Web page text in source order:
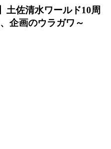
土佐清水ワールド10周
企画のウラガワ～